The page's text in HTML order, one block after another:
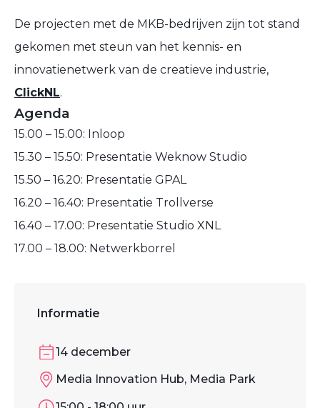
De projecten met de MKB-bedrijven zijn tot stand
gekomen met steun van het kennis- en
innovatienetwerk van de creatieve industrie,
ClickNL.
Agenda
15.00 – 15.00: Inloop
15.30 – 15.50: Presentatie Weknow Studio
15.50 – 16.20: Presentatie GPAL
16.20 – 16.40: Presentatie Trollverse
16.40 – 17.00: Presentatie Studio XNL
17.00 – 18.00: Netwerkborrel
Informatie
14 december
Media Innovation Hub, Media Park